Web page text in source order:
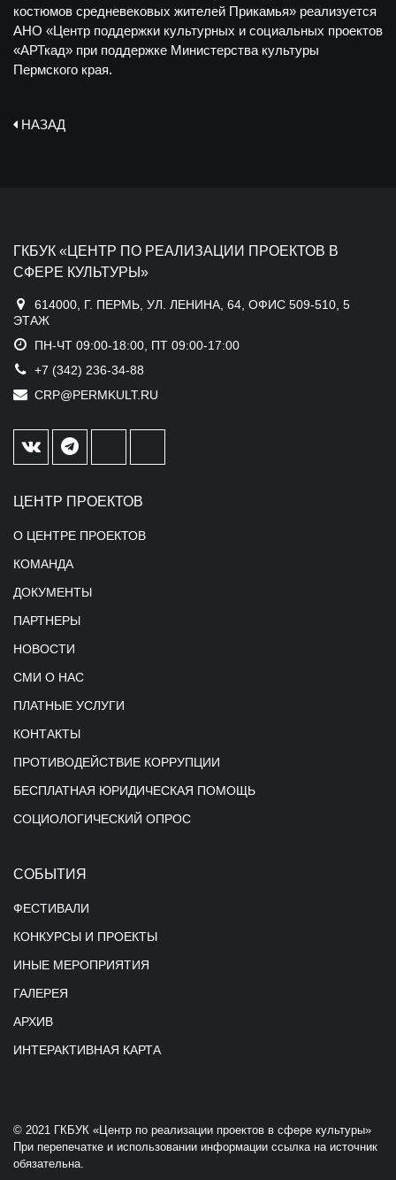
костюмов средневековых жителей Прикамья» реализуется
АНО «Центр поддержки культурных и социальных проектов
«АРТкад» при поддержке Министерства культуры
Пермского края.
НАЗАД
ГКБУК «ЦЕНТР ПО РЕАЛИЗАЦИИ ПРОЕКТОВ В
СФЕРЕ КУЛЬТУРЫ»
614000, Г. ПЕРМЬ, УЛ. ЛЕНИНА, 64, ОФИС 509-510, 5
ЭТАЖ
ПН-ЧТ 09:00-18:00, ПТ 09:00-17:00
+7 (342) 236-34-88
CRP@PERMKULT.RU
ЦЕНТР ПРОЕКТОВ
О ЦЕНТРЕ ПРОЕКТОВ
КОМАНДА
ДОКУМЕНТЫ
ПАРТНЕРЫ
НОВОСТИ
СМИ О НАС
ПЛАТНЫЕ УСЛУГИ
КОНТАКТЫ
ПРОТИВОДЕЙСТВИЕ КОРРУПЦИИ
БЕСПЛАТНАЯ ЮРИДИЧЕСКАЯ ПОМОЩЬ
СОЦИОЛОГИЧЕСКИЙ ОПРОС
СОБЫТИЯ
ФЕСТИВАЛИ
КОНКУРСЫ И ПРОЕКТЫ
ИНЫЕ МЕРОПРИЯТИЯ
ГАЛЕРЕЯ
АРХИВ
ИНТЕРАКТИВНАЯ КАРТА
© 2021 ГКБУК «Центр по реализации проектов в сфере культуры»
При перепечатке и использовании информации ссылка на источник
обязательна.